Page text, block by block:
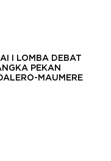
I LOMBA DEBAT
PEKAN
MAUMERE